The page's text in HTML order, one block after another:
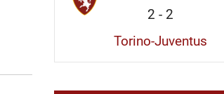
2 - 2
Torino-Juventus